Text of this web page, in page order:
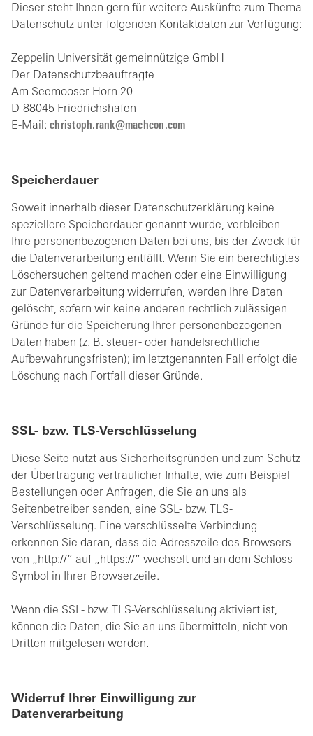
Dieser steht Ihnen gern für weitere Auskünfte zum Thema
Datenschutz unter folgenden Kontaktdaten zur Verfügung:
Zeppelin Universität gemeinnützige GmbH
Der Datenschutzbeauftragte
Am Seemooser Horn 20
D-88045 Friedrichshafen
E-Mail: christoph.rank@machcon.com
Speicherdauer
Soweit innerhalb dieser Datenschutzerklärung keine
speziellere Speicherdauer genannt wurde, verbleiben
Ihre personenbezogenen Daten bei uns, bis der Zweck für
die Datenverarbeitung entfällt. Wenn Sie ein berechtigtes
Löschersuchen geltend machen oder eine Einwilligung
zur Datenverarbeitung widerrufen, werden Ihre Daten
gelöscht, sofern wir keine anderen rechtlich zulässigen
Gründe für die Speicherung Ihrer personenbezogenen
Daten haben (z. B. steuer- oder handelsrechtliche
Aufbewahrungsfristen); im letztgenannten Fall erfolgt die
Löschung nach Fortfall dieser Gründe.
SSL- bzw. TLS-Verschlüsselung
Diese Seite nutzt aus Sicherheitsgründen und zum Schutz
der Übertragung vertraulicher Inhalte, wie zum Beispiel
Bestellungen oder Anfragen, die Sie an uns als
Seitenbetreiber senden, eine SSL- bzw. TLS-
Verschlüsselung. Eine verschlüsselte Verbindung
erkennen Sie daran, dass die Adresszeile des Browsers
von „http://“ auf „https://“ wechselt und an dem Schloss-
Symbol in Ihrer Browserzeile.
Wenn die SSL- bzw. TLS-Verschlüsselung aktiviert ist,
können die Daten, die Sie an uns übermitteln, nicht von
Dritten mitgelesen werden.
Widerruf Ihrer Einwilligung zur
Datenverarbeitung